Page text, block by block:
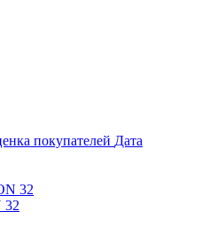
покупателей Дата
32